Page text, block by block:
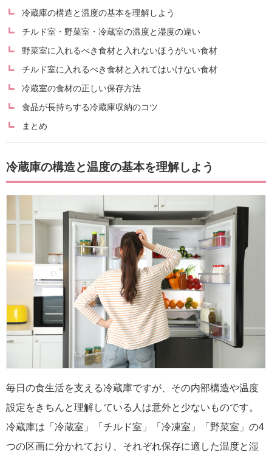
冷蔵庫の構造と温度の基本を理解しよう
チルド室・野菜室・冷蔵室の温度と湿度の違い
野菜室に入れるべき食材と入れないほうがいい食材
チルド室に入れるべき食材と入れてはいけない食材
冷蔵室の食材の正しい保存方法
食品が長持ちする冷蔵庫収納のコツ
まとめ
冷蔵庫の構造と温度の基本を理解しよう
毎日の食生活を支える冷蔵庫ですが、その内部構造や温度
設定をきちんと理解している人は意外と少ないものです。
冷蔵庫は「冷蔵室」「チルド室」「冷凍室」「野菜室」の4
つの区画に分かれており、それぞれ保存に適した温度と湿